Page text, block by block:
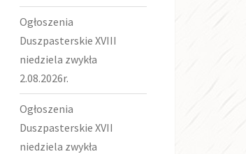
Ogłoszenia
Duszpasterskie XVIII
niedziela zwykła
2.08.2026r.
Ogłoszenia
Duszpasterskie XVII
niedziela zwykła